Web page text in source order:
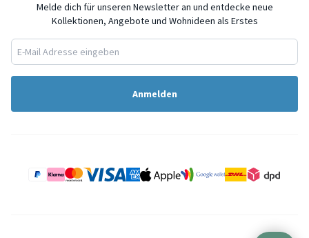
Melde dich für unseren Newsletter an und entdecke neue
Kollektionen, Angebote und Wohnideen als Erstes
Anmelden